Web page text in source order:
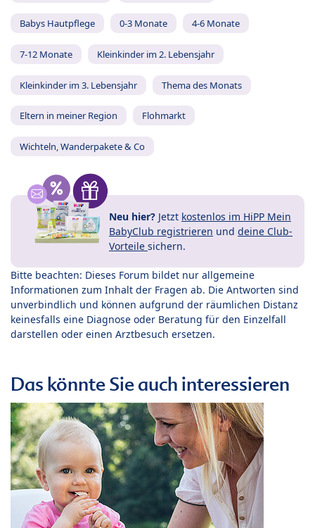
Babys Hautpflege 0-3 Monate 4-6 Monate
7-12 Monate Kleinkinder im 2. Lebensjahr
Kleinkinder im 3. Lebensjahr Thema des Monats
Eltern in meiner Region Flohmarkt
Wichteln, Wanderpakete & Co
Neu hier? Jetzt kostenlos im HiPP Mein
BabyClub registrieren und deine Club-
Vorteile sichern.
Bitte beachten: Dieses Forum bildet nur allgemeine
Informationen zum Inhalt der Fragen ab. Die Antworten sind
unverbindlich und können aufgrund der räumlichen Distanz
keinesfalls eine Diagnose oder Beratung für den Einzelfall
darstellen oder einen Arztbesuch ersetzen.
Das könnte Sie auch interessieren